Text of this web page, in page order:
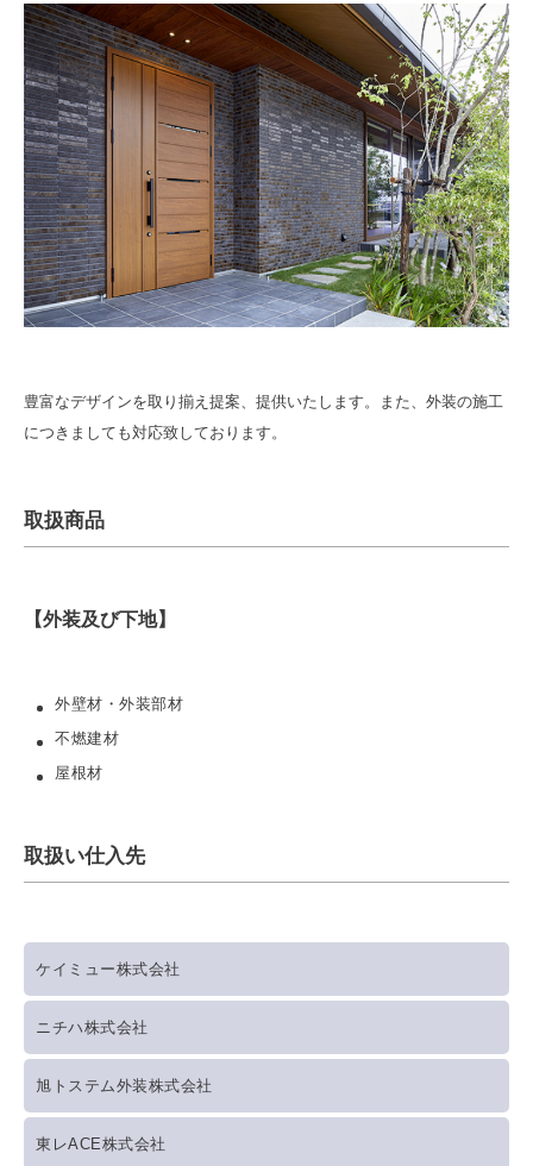
豊富なデザインを取り揃え提案、提供いたします。また、外装の施工
につきましても対応致しております。
取扱商品
【外装及び下地】
外壁材・外装部材
不燃建材
屋根材
取扱い仕入先
ケイミュー株式会社
ニチハ株式会社
旭トステム外装株式会社
東レACE株式会社